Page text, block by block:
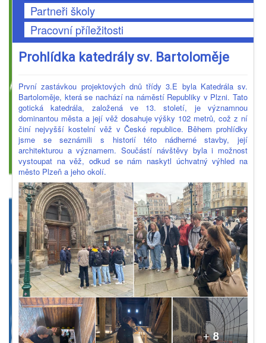
Partneři školy
Pracovní příležitosti
Prohlídka katedrály sv. Bartoloměje
První zastávkou projektových dnů třídy 3.E byla Katedrála sv.
Bartoloměje, která se nachází na náměstí Republiky v Plzni. Tato
gotická katedrála, založená ve 13. století, je významnou
dominantou města a její věž dosahuje výšky 102 metrů, což z ní
činí nejvyšší kostelní věž v České republice. Během prohlídky
jsme se seznámili s historií této nádherné stavby, její
architekturou a významem. Součástí návštěvy byla i možnost
vystoupat na věž, odkud se nám naskytl úchvatný výhled na
město Plzeň a jeho okolí.